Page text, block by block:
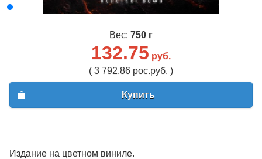
Вес: 750 г
132.75 руб.
( 3 792.86 рос.руб. )
Купить
Издание на цветном виниле.